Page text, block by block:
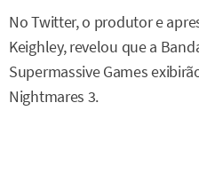
No Twitter, o produtor e
Keighley, revelou que a
Supermassive Games
Nightmares 3.